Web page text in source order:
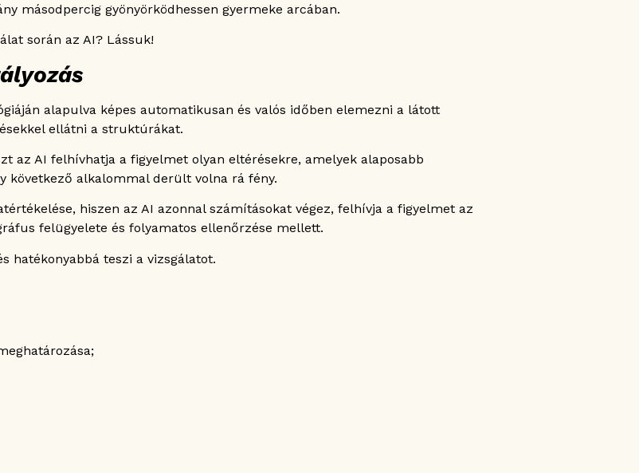
másodpercig gyönyörködhessen gyermeke arcában.
során az AI? Lássuk!
alapulva képes automatikusan és valós időben elemezni a látott
ellátni a struktúrákat.
az AI felhívhatja a figyelmet olyan eltérésekre, amelyek alaposabb
következő alkalommal derült volna rá fény.
hiszen az AI azonnal számításokat végez, felhívja a figyelmet az
felügyelete és folyamatos ellenőrzése mellett.
hatékonyabbá teszi a vizsgálatot.